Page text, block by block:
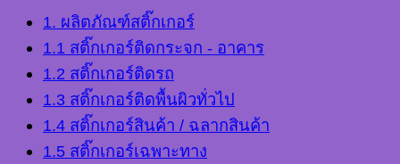
1. ผลิตภัณฑ์สติ๊กเกอร์
1.1 สติ๊กเกอร์ติดกระจก - อาคาร
1.2 สติ๊กเกอร์ติดรถ
1.3 สติ๊กเกอร์ติดพื้นผิวทั่วไป
1.4 สติ๊กเกอร์สินค้า / ฉลากสินค้า
1.5 สติ๊กเกอร์เฉพาะทาง